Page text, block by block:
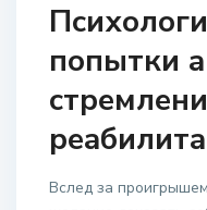
попытки
Вслед за